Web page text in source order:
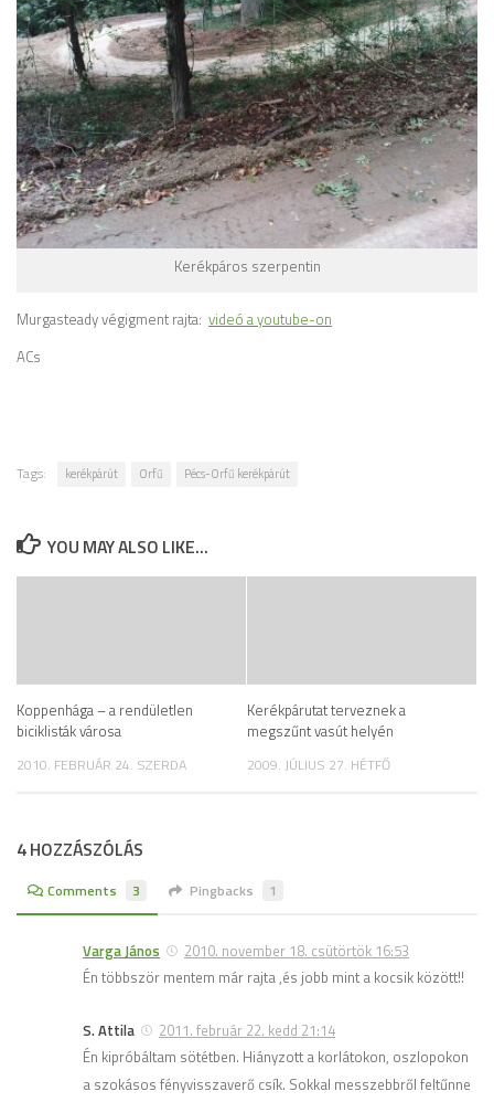
Kerékpáros szerpentin
Murgasteady végigment rajta: videó a youtube-on
ACs
Tags: kerékpárút Orfű Pécs-Orfű kerékpárút
YOU MAY ALSO LIKE...
Koppenhága – a rendületlen
biciklisták városa
2010. FEBRUÁR 24. SZERDA
Kerékpárutat terveznek a
megszűnt vasút helyén
2009. JÚLIUS 27. HÉTFŐ
4 HOZZÁSZÓLÁS
Comments 3 Pingbacks 1
Varga János
2010. november 18. csütörtök 16:53
Én többször mentem már rajta ,és jobb mint a kocsik között!!
S. Attila
2011. február 22. kedd 21:14
Én kipróbáltam sötétben. Hiányzott a korlátokon, oszlopokon
a szokásos fényvisszaverő csík. Sokkal messzebbről feltűnne